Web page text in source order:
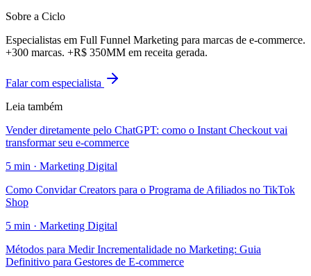
Sobre a Ciclo
Especialistas em Full Funnel Marketing para marcas de e-commerce.
+300 marcas. +R$ 350MM em receita gerada.
Falar com especialista
Leia também
Vender diretamente pelo ChatGPT: como o Instant Checkout vai
transformar seu e-commerce
5 min · Marketing Digital
Como Convidar Creators para o Programa de Afiliados no TikTok
Shop
5 min · Marketing Digital
Métodos para Medir Incrementalidade no Marketing: Guia
Definitivo para Gestores de E-commerce